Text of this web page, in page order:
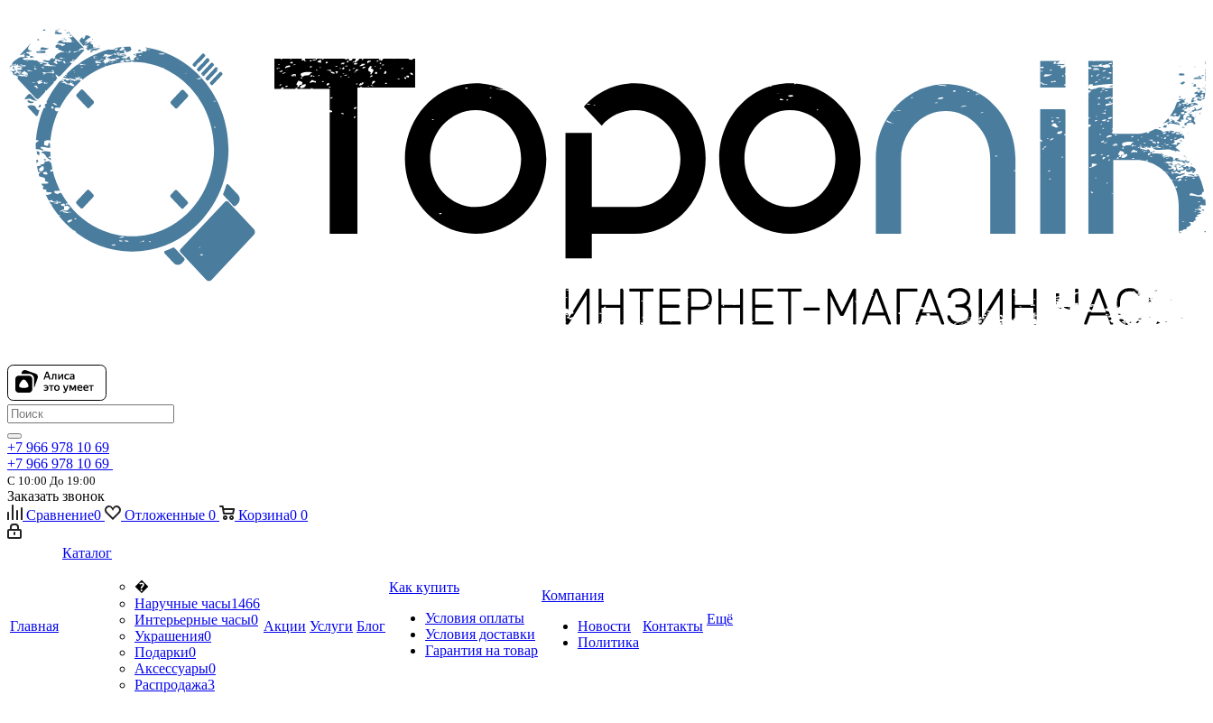
+7 966 978 10 69
+7 966 978 10 69
С 10:00 До 19:00
Заказать звонок
Сравнение0 Отложенные 0 Корзина0 0
Главная
Каталог
�
Наручные часы1466
Интерьерные часы0
Украшения0
Подарки0
Аксессуары0
Распродажа3
Акции Услуги Блог
Как купить
Условия оплаты
Условия доставки
Гарантия на товар
Компания
Новости
Политика
Контакты Ещё